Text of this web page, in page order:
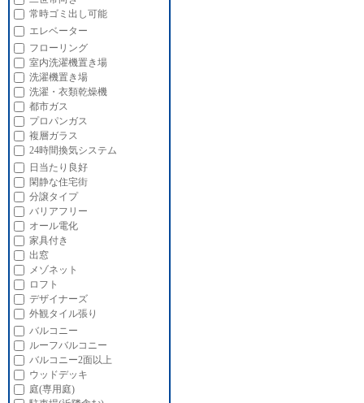
常時ゴミ出し可能
エレベーター
フローリング
室内洗濯機置き場
洗濯機置き場
洗濯・衣類乾燥機
都市ガス
プロパンガス
複層ガラス
24時間換気システム
日当たり良好
閑静な住宅街
分譲タイプ
バリアフリー
オール電化
家具付き
出窓
メゾネット
ロフト
デザイナーズ
外観タイル張り
バルコニー
ルーフバルコニー
バルコニー2面以上
ウッドデッキ
庭(専用庭)